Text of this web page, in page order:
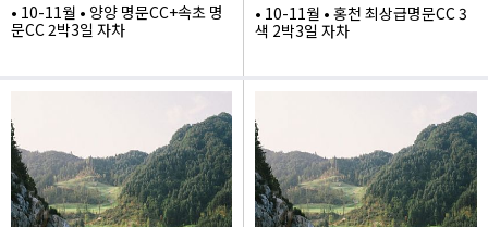
• 10-11월 • 양양 명문CC+속초 명
문CC 2박3일 자차
910,000
• 10-11월 • 홍천 최상급명문CC 3
색 2박3일 자차